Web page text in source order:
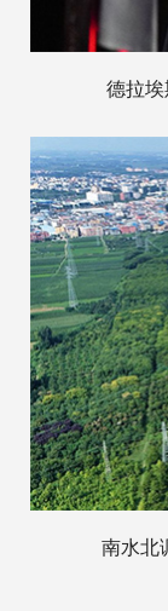
德拉
南水北